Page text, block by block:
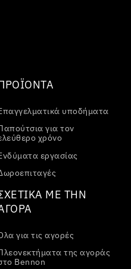
υποδήματα
για τον
χρόνο
εργασίας
ΜΕ ΤΗΝ
για τις αγορές
της αγοράς
Bennon